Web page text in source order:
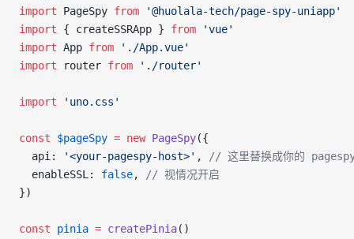
import PageSpy from '@huolala-tech/page-spy-uniapp'
import { createSSRApp } from 'vue'
import App from './App.vue'
import router from './router'
import 'uno.css'
const $pageSpy = new PageSpy({
  api:
'<your-pagespy-host>' ,
// 这里替换成你的
  enableSSL:
false,
// 视情况开启
})
const pinia = createPinia()